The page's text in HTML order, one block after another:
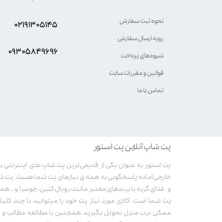
پت شاپ آنلاین پت استور
خارجی آماده پاسخگویی به همه ی نیازهای پت شما هست. پت
و غذای گربه با برندهای معتبر مانند: رویال کنین، جوسرا و ..
پت شما است. کالای مورد نیاز پت خود را میتوانید با چند
ممکن درب منزل تحویل بگیرید. همچنین با مطالعه مطالب و
نحوه ثبت سفارش
رویه ارسال سفارش
شیوه‌های پرداخت
قوانین و مقررات سایت
تماس با ما
۰۲۱۹۱۳۰۵۱۴۵
۰۹۳۰۵8۴9696